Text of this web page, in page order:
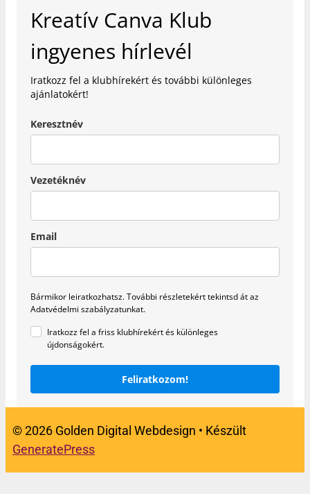
Kreatív Canva Klub
ingyenes hírlevél
Iratkozz fel a klubhírekért és további különleges
ajánlatokért!
Keresztnév
Vezetéknév
Email
Bármikor leiratkozhatsz.További részletekért tekintsd át az
Adatvédelmi szabályzatunkat.
Iratkozz fel a friss klubhírekért és különleges
újdonságokért.
Feliratkozom!
© 2026 Golden Digital Webdesign • Készült
GeneratePress